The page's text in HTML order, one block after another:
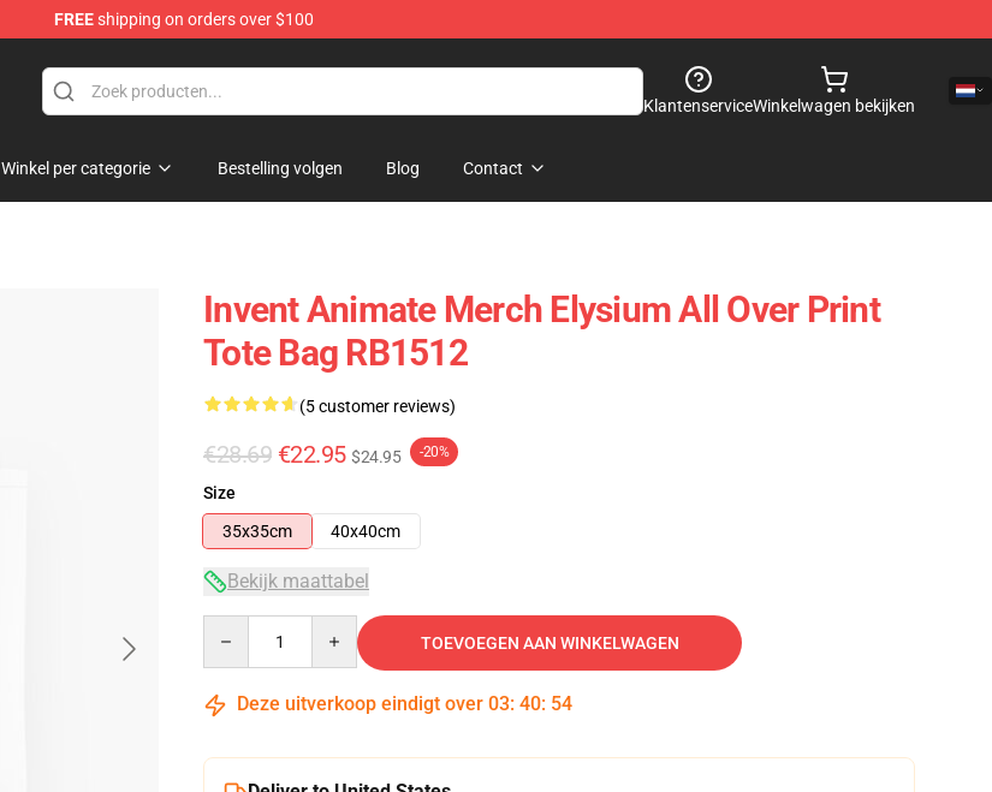
FREEshipping on orders over $100
KlantenserviceWinkelwagen bekijken
Winkel per categorie Bestelling volgen Blog Contact
Invent Animate Merch Elysium All Over Print
Tote Bag RB1512
(5 customer reviews)
€28.69 €22.95 $24.95 -20%
Size
35x35cm
40x40cm
Bekijk maattabel
TOEVOEGEN AAN WINKELWAGEN
Deze uitverkoop eindigt over 03: 40: 54